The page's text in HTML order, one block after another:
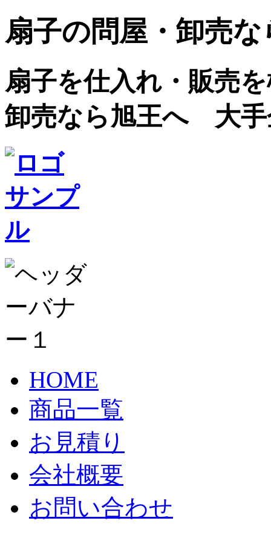
扇子の問屋・卸売
扇子を仕入れ・販売
卸売なら旭王へ 大手
HOME
商品一覧
お見積り
会社概要
お問い合わせ